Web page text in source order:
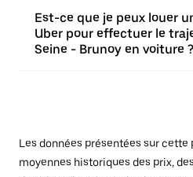
Est-ce que je peux louer
Uber pour effectuer le
Seine - Brunoy en voiture ?
Les données présentées sur
moyennes historiques des prix,